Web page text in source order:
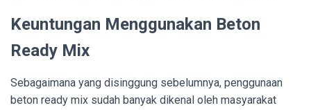
Keuntungan Menggunakan Beton
Ready Mix
Sebagaimana yang disinggung sebelumnya, penggunaan
beton ready mix sudah banyak dikenal oleh masyarakat